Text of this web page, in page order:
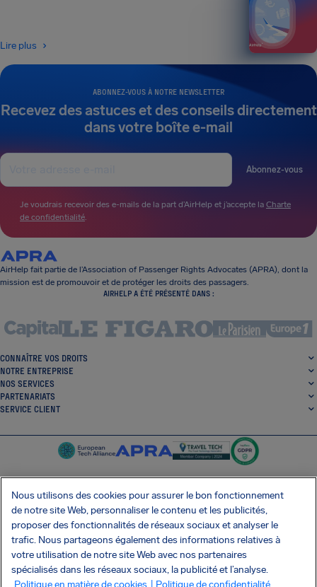
ABONNEZ-VOUS À NOTRE NEWSLETTER
Recevez des astuces et des conseils directement
dans votre boîte e-mail
Abonnez-vous
Je voudrais recevoir des e-mails de la part d’AirHelp et j’accepte la Charte
de confidentialité.
Lire plus
AirHelp fait partie de l’Association of Passenger Rights Advocates (APRA), dont la
mission est de promouvoir et de protéger les droits des passagers.
AIRHELP A ÉTÉ PRÉSENTÉ DANS :
CONNAÎTRE VOS DROITS
NOTRE ENTREPRISE
NOS SERVICES
PARTENARIATS
SERVICE CLIENT
SocialFacebook
SocialTwitter
SocialInstagram
SocialLinkedin
OBTENEZ NOTRE APPLI GRATUITE
Nous utilisons des cookies pour assurer le bon fonctionnement
de notre site Web, personnaliser le contenu et les publicités,
proposer des fonctionnalités de réseaux sociaux et analyser le
trafic. Nous partageons également des informations relatives à
votre utilisation de notre site Web avec nos partenaires
spécialisés dans les réseaux sociaux, la publicité et l’analyse.
Politique en matière de cookies
| Politique de confidentialité